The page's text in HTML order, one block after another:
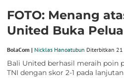
FOTO: Menang
United Buka
BolaCom | Nicklas Hanoatubun Diterbitkan
Bali United berhasil meraih poin
TNI dengan skor 2-1 pada lanjutan